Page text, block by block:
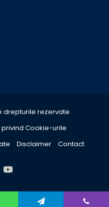
drepturile rezervate
privind Cookie-urile
Disclaimer Contact
YouTube